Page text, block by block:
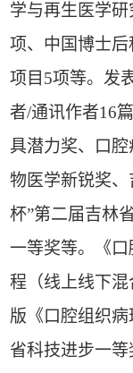
学与再生医学
项、中国博士后
项目 5项等。发
者/通讯作者16
具潜力奖、口
物医学新锐奖
杯”第二届吉林
一等奖等。《
程（线上线下
版《口腔组织
省科技进步一等